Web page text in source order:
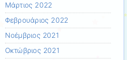
Μάρτιος 2022
Φεβρουάριος 2022
Νοέμβριος 2021
Οκτώβριος 2021